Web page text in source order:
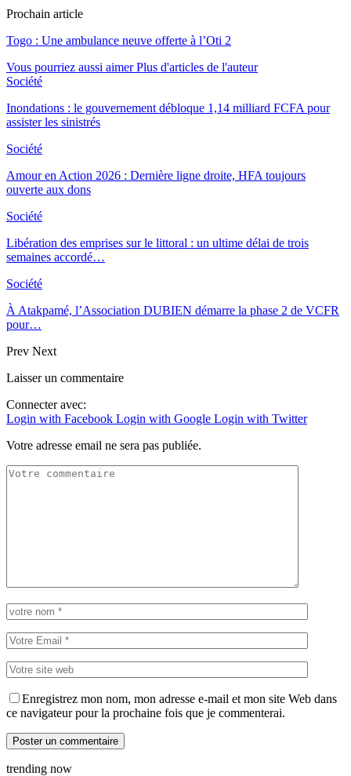
Prochain article
Togo : Une ambulance neuve offerte à l’Oti 2
Vous pourriez aussi aimer Plus d'articles de l'auteur
Société
Inondations : le gouvernement débloque 1,14 milliard FCFA pour
assister les sinistrés
Société
Amour en Action 2026 : Dernière ligne droite, HFA toujours
ouverte aux dons
Société
Libération des emprises sur le littoral : un ultime délai de trois
semaines accordé…
Société
À Atakpamé, l’Association DUBIEN démarre la phase 2 de VCFR
pour…
Prev Next
Laisser un commentaire
Connecter avec:
Login with Facebook Login with Google Login with Twitter
Votre adresse email ne sera pas publiée.
Enregistrez mon nom, mon adresse e-mail et mon site Web dans
ce navigateur pour la prochaine fois que je commenterai.
trending now